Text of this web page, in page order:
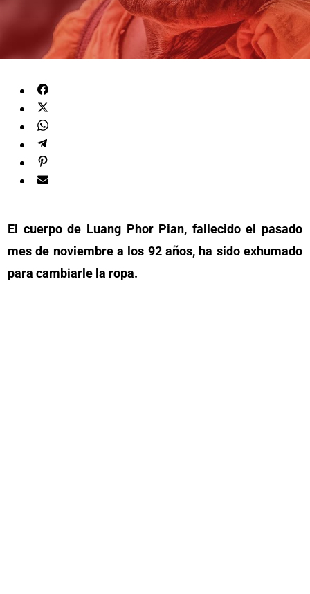
El cuerpo de Luang Phor Pian, fallecido el pasado
mes de noviembre a los 92 años, ha sido exhumado
para cambiarle la ropa.